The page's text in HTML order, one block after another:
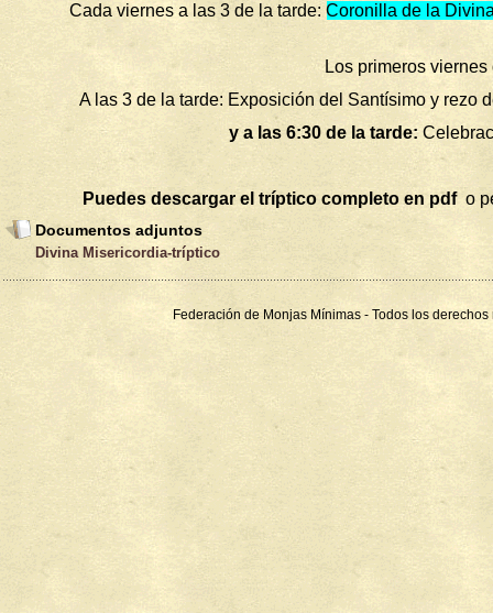
Cada viernes a las 3 de la tarde: Coronilla de la
Los primeros viernes
A las 3 de la tarde: Exposición del Santísimo y rezo
y a las 6:30 de la tarde:
Puedes descargar el tríptico completo en pdfo
Documentos adjuntos
Divina Misericordia-tríptico
Federación de Monjas Mínimas - Todos los